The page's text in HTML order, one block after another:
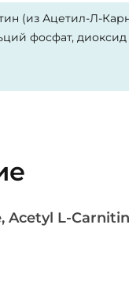
(из Ацетил-Л-
фосфат,
Acetyl L-